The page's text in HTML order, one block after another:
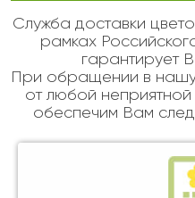
Служба доставки
рамках
гарантирует
При обращении в
от любой неприятной
обеспечим Вам